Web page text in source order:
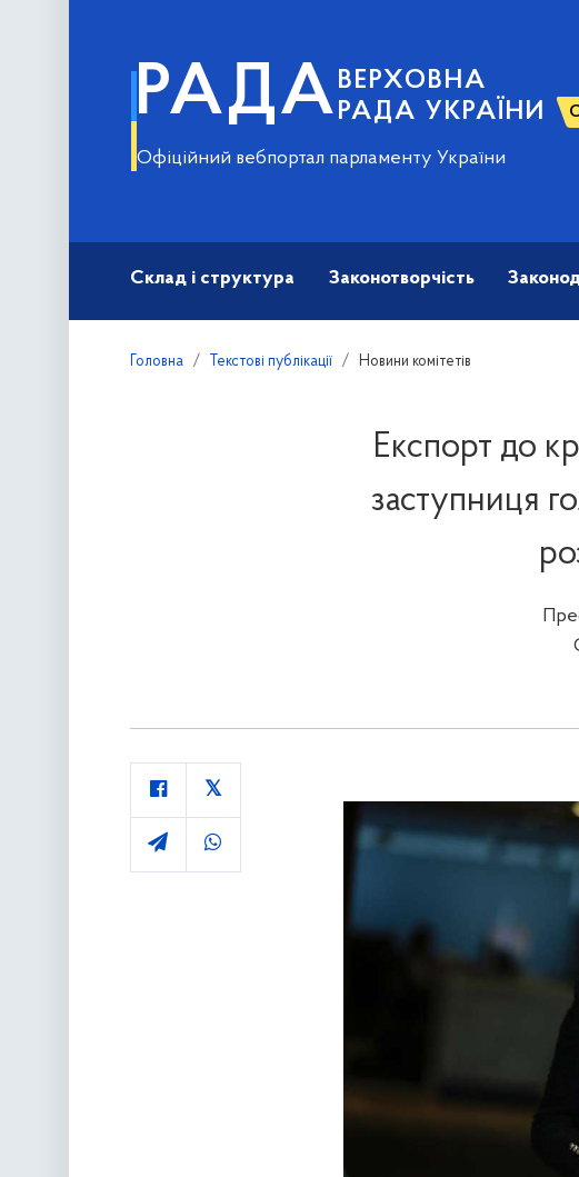
РАДА ВЕРХОВНА
РАДА УКРАЇНИ
Офіційний вебпортал парламенту України
Склад і структура Законотворчість
Головна Текстові публікації Новини комітетів
Експорт до
заступниця